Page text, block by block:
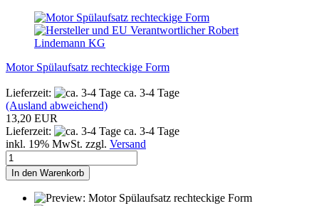
Motor Spülaufsatz rechteckige Form
Lieferzeit:
ca. 3-4 Tage
(Ausland abweichend)
13,20 EUR
Lieferzeit:
ca. 3-4 Tage
inkl. 19% MwSt. zzgl. Versand
In den Warenkorb